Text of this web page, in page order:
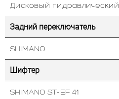
Дисковый гидравлический
Задний переключатель
SHIMANO
Шифтер
SHIMANO ST-EF 41